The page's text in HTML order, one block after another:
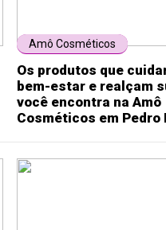
Amô Cosméticos
Os produtos que
bem-estar e realçam
você encontra na Amô
Cosméticos em Pedro